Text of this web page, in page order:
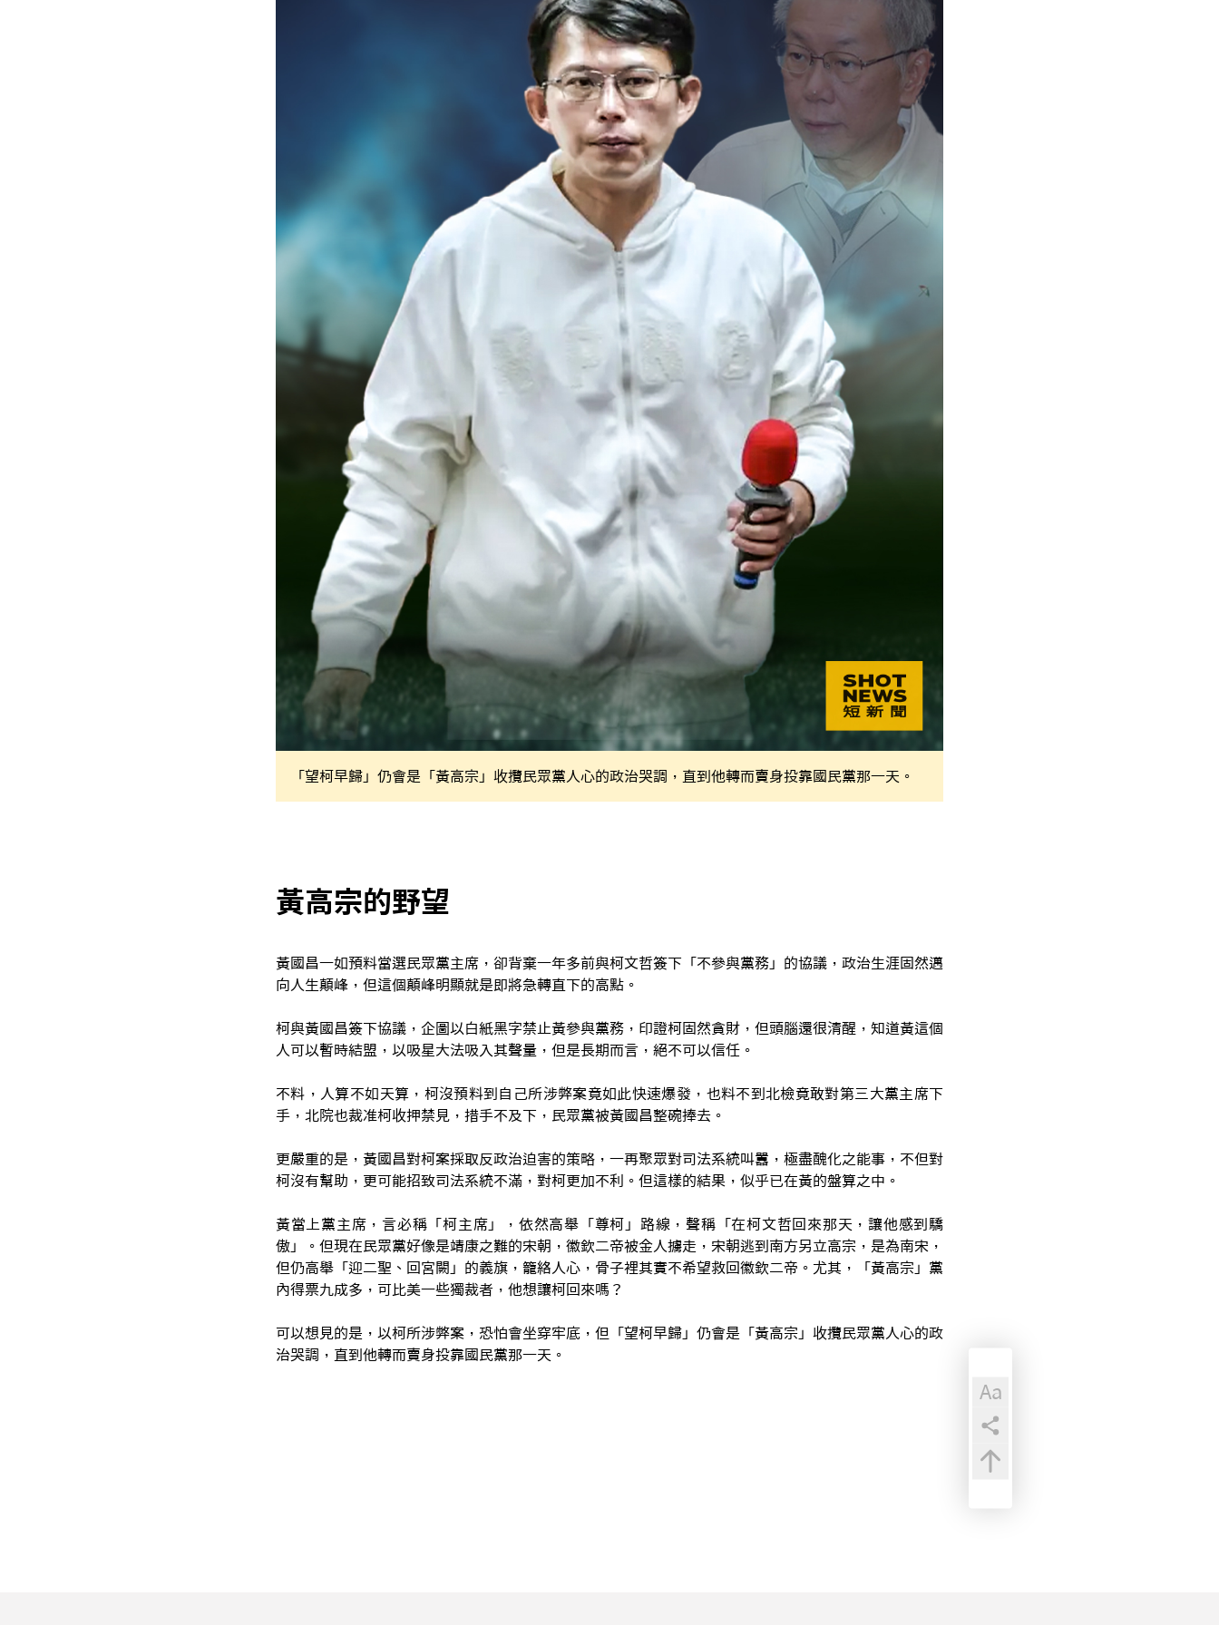
「望柯早歸」仍會是「黃高宗」收攬民眾黨人心的政治哭調，直到他轉而賣身投靠國民黨那一天。
黃高宗的野望
黃國昌一如預料當選民眾黨主席，卻背棄一年多前與柯文哲簽下「不參與黨務」的協議，政治生涯固然邁
向人生顛峰，但這個顛峰明顯就是即將急轉直下的高點。
柯與黃國昌簽下協議，企圖以白紙黑字禁止黃參與黨務，印證柯固然貪財，但頭腦還很清醒，知道黃這個
人可以暫時結盟，以吸星大法吸入其聲量，但是長期而言，絕不可以信任。
不料，人算不如天算，柯沒預料到自己所涉弊案竟如此快速爆發，也料不到北檢竟敢對第三大黨主席下
手，北院也裁准柯收押禁見，措手不及下，民眾黨被黃國昌整碗捧去。
更嚴重的是，黃國昌對柯案採取反政治迫害的策略，一再聚眾對司法系統叫囂，極盡醜化之能事，不但對
柯沒有幫助，更可能招致司法系統不滿，對柯更加不利。但這樣的結果，似乎已在黃的盤算之中。
黃當上黨主席，言必稱「柯主席」，依然高舉「尊柯」路線，聲稱「在柯文哲回來那天，讓他感到驕
傲」。但現在民眾黨好像是靖康之難的宋朝，徽欽二帝被金人擄走，宋朝逃到南方另立高宗，是為南宋，
但仍高舉「迎二聖、回宮闕」的義旗，籠絡人心，骨子裡其實不希望救回徽欽二帝。尤其，「黃高宗」黨
內得票九成多，可比美一些獨裁者，他想讓柯回來嗎？
可以想見的是，以柯所涉弊案，恐怕會坐穿牢底，但「望柯早歸」仍會是「黃高宗」收攬民眾黨人心的政
治哭調，直到他轉而賣身投靠國民黨那一天。
Aa